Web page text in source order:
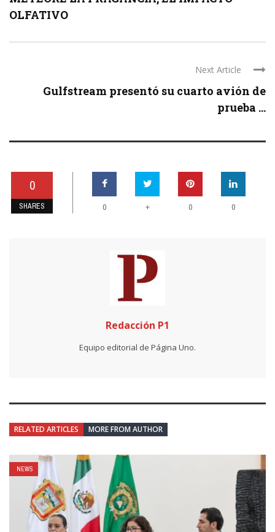
OLFATIVO
Next Article
Gulfstream presentó su cuarto avión de
prueba ...
0
SHARES 0 + 0 0
Redacción P1
Equipo editorial de Página Uno.
RELATED ARTICLES MORE FROM AUTHOR
NEWS